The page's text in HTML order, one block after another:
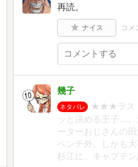
再読。
ナイス コメ
幾子
ネタバレ
★★★ラスト
ッと決める王子…
ーターおじさんの
ベンチ外。しかも
杉江に。キャプテ